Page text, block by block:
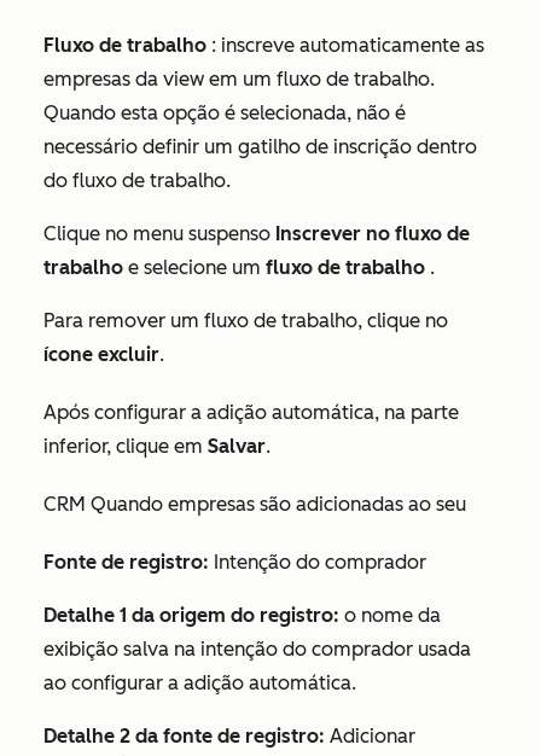
Fluxo de trabalho : inscreve automaticamente as
empresas da view em um fluxo de trabalho.
Quando esta opção é selecionada, não é
necessário definir um gatilho de inscrição dentro
do fluxo de trabalho.
Clique no menu suspenso Inscrever no fluxo de
trabalho e selecione um fluxo de trabalho .
Para remover um fluxo de trabalho, clique no
ícone excluir.
Após configurar a adição automática, na parte
inferior, clique em Salvar.
CRM Quando empresas são adicionadas ao seu
Fonte de registro: Intenção do comprador
Detalhe 1 da origem do registro: o nome da
exibição salva na intenção do comprador usada
ao configurar a adição automática.
Detalhe 2 da fonte de registro: Adicionar